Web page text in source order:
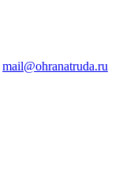
mail@ohranatruda.ru